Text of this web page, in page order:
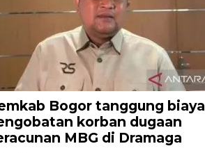
Bogor tanggung biaya
korban dugaan
MBG di Dramaga